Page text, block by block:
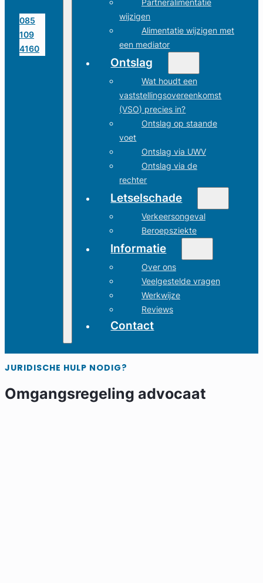
085
109
4160
Partneralimentatie
wijzigen
Alimentatie wijzigen met
een mediator
Ontslag
Wat houdt een
vaststellingsovereenkomst
(VSO) precies in?
Ontslag op staande
voet
Ontslag via UWV
Ontslag via de
rechter
Letselschade
Verkeersongeval
Beroepsziekte
Informatie
Over ons
Veelgestelde vragen
Werkwijze
Reviews
Contact
JURIDISCHE HULP NODIG?
Omgangsregeling advocaat